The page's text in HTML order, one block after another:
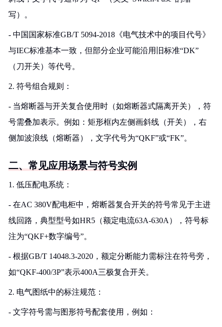
写）。
- 中国国家标准GB/T 5094-2018《电气技术中的项目代号》
与IEC标准基本一致，但部分企业可能沿用旧标准“DK”
（刀开关）等代号。
2. 符号组合规则：
- 当熔断器与开关复合使用时（如熔断器式隔离开关），符
号需叠加表示。例如：矩形框内左侧画斜线（开关），右
侧加波浪线（熔断器），文字代号为“QKF”或“FK”。
二、常见应用场景与符号实例
1. 低压配电系统：
- 在AC 380V配电柜中，熔断器复合开关的符号常见于主进
线回路，典型型号如HR5（额定电流63A-630A），符号标
注为“QKF+数字编号”。
- 根据GB/T 14048.3-2020，额定分断能力需标注在符号旁，
如“QKF-400/3P”表示400A三极复合开关。
2. 电气图纸中的标注规范：
- 文字符号需与图形符号配套使用，例如：